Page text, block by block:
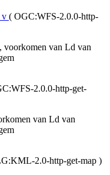
( OGC:WFS-2.0.0-http-
voorkomen van Ld van
2.0.0-http-get-
van Ld van
2.0-http-get-map )